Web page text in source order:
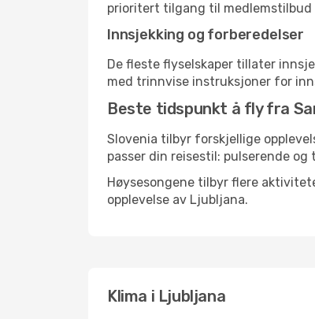
prioritert tilgang til
Innsjekking og forberedelser
De fleste flyselskaper tillater
med trinnvise instruksjoner for
Beste tidspunkt å fly fra
Slovenia tilbyr forskjellige
passer din reisestil: pulserende
Høysesongene tilbyr flere
opplevelse av Ljubljana.
Klima i Ljubljana